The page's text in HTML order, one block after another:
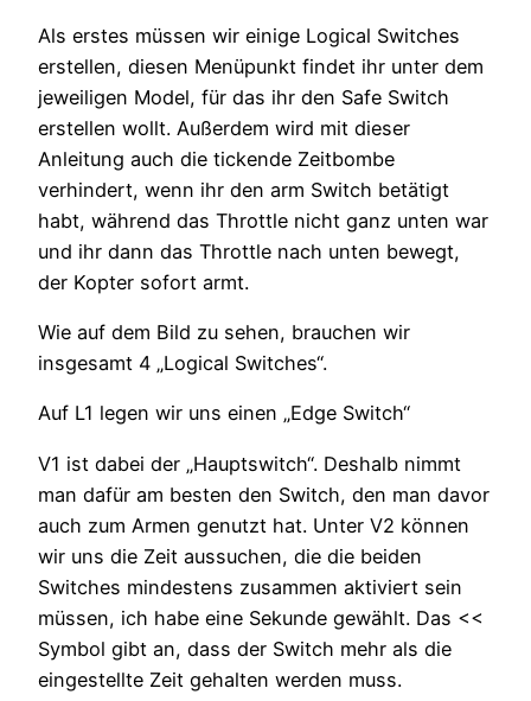
Als erstes müssen wir einige Logical Switches
erstellen, diesen Menüpunkt findet ihr unter dem
jeweiligen Model, für das ihr den Safe Switch
erstellen wollt. Außerdem wird mit dieser
Anleitung auch die tickende Zeitbombe
verhindert, wenn ihr den arm Switch betätigt
habt, während das Throttle nicht ganz unten war
und ihr dann das Throttle nach unten bewegt,
der Kopter sofort armt.
Wie auf dem Bild zu sehen, brauchen wir
insgesamt 4 „Logical Switches“.
Auf L1 legen wir uns einen „Edge Switch“
V1 ist dabei der „Hauptswitch“. Deshalb nimmt
man dafür am besten den Switch, den man davor
auch zum Armen genutzt hat. Unter V2 können
wir uns die Zeit aussuchen, die die beiden
Switches mindestens zusammen aktiviert sein
müssen, ich habe eine Sekunde gewählt. Das <<
Symbol gibt an, dass der Switch mehr als die
eingestellte Zeit gehalten werden muss.